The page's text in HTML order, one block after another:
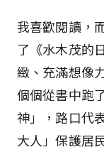
我喜歡閱讀，
了《水木茂的
緻、充滿想像
個個從書中跑
神」，路口代
大人」保護居